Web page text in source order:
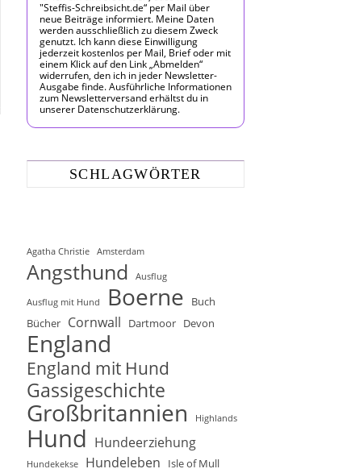
"Steffis-Schreibsicht.de“ per Mail über
neue Beiträge informiert. Meine Daten
werden ausschließlich zu diesem Zweck
genutzt. Ich kann diese Einwilligung
jederzeit kostenlos per Mail, Brief oder mit
einem Klick auf den Link „Abmelden“
widerrufen, den ich in jeder Newsletter-
Ausgabe finde. Ausführliche Informationen
zum Newsletterversand erhältst du in
unserer Datenschutzerklärung.
SCHLAGWÖRTER
Agatha Christie Amsterdam
Angsthund Ausflug
Ausflug mit Hund Boerne
Buch
Bücher Cornwall Dartmoor Devon
England
England mit Hund
Gassigeschichte
Großbritannien Highlands
Hund Hundeerziehung
Hundekekse Hundeleben Isle of Mull